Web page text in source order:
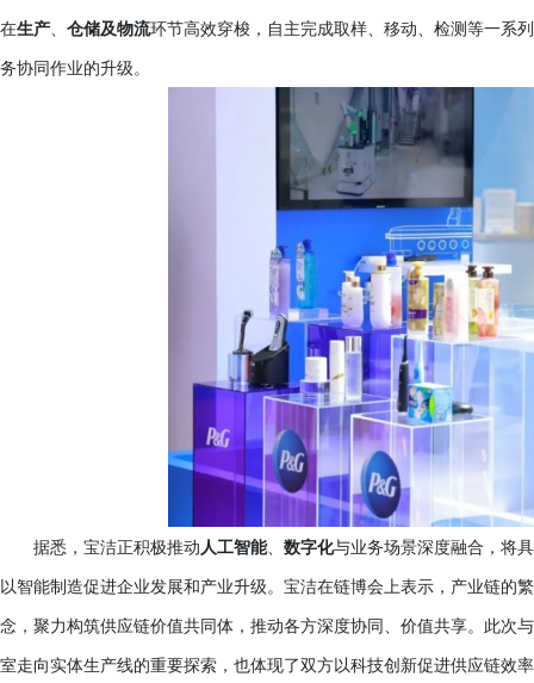
在生产 仓储及物流环节高效穿梭，自主完成取样、移动、检测等一系
务协同作业的升级。
据悉，宝洁正积极推动 人工智能、 数字化与业务场景深度融合，将
以智能制造促进企业发展和产业升级。宝洁在链博会上表示，产业链的
念，聚力构筑供应链价值共同体，推动各方深度协同、价值共享。此次
室走向实体生产线的重要探索，也体现了双方以科技创新促进供应链效